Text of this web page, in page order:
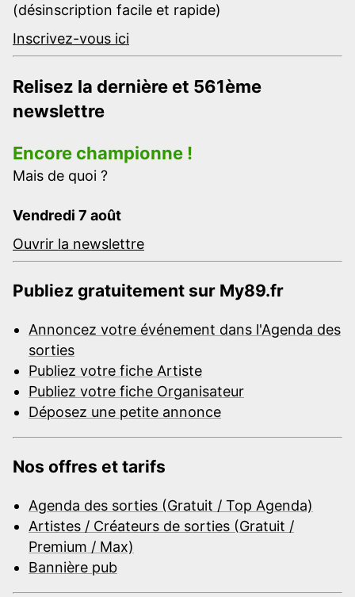
(désinscription facile et rapide)
Inscrivez-vous ici
Relisez la dernière et 561ème
newslettre
Encore championne !
Mais de quoi ?
Vendredi 7 août
Ouvrir la newslettre
Publiez gratuitement sur My89.fr
Annoncez votre événement dans l'Agenda des
sorties
Publiez votre fiche Artiste
Publiez votre fiche Organisateur
Déposez une petite annonce
Nos offres et tarifs
Agenda des sorties (Gratuit / Top Agenda)
Artistes / Créateurs de sorties (Gratuit /
Premium / Max)
Bannière pub